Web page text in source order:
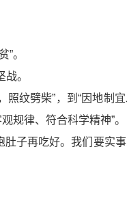
。
。
照纹劈柴”，到“因地制
规律、符合科学精神”。
肚子再吃好。我们要实